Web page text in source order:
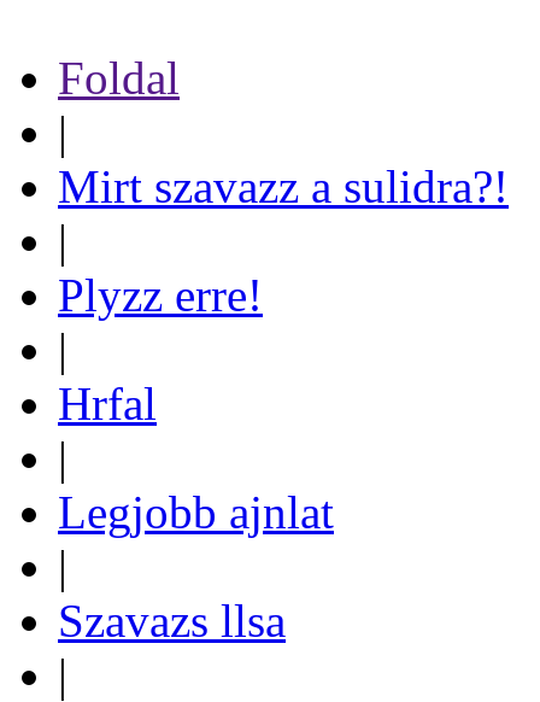
Foldal
|
Mirt szavazz a sulidra?!
|
Plyzz erre!
|
Hrfal
|
Legjobb ajnlat
|
Szavazs llsa
|